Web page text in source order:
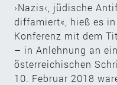
›Nazis‹, jüdische
diffamiert«, hieß es
Konferenz mit dem
– in Anlehnung an
österreichischen
10. Februar 2018